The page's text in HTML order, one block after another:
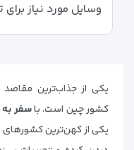
وسایل مورد نیاز
یکی از جذاب‌ترین
کشور چین است. باسفر
یکی از کهن‌ترین کشورهای